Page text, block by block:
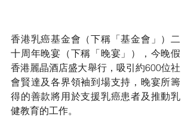
香港乳癌基金會（下稱「基金會」）二
十周年晚宴（下稱「晚宴」），今晚假
香港麗晶酒店盛大舉行，吸引約600位社
會賢達及各界領袖到場支持，晚宴所籌
得的善款將用於支援乳癌患者及推動乳
健教育的工作。